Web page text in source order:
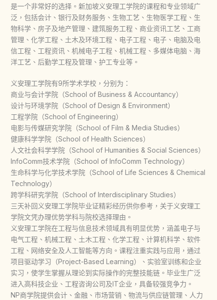
是一个非常好的选择。新加坡义安理工学院的课程和专业领域广
泛，包括会计、银行及财务服务、生物工艺、生物医学工程、生
物科学、房子及地产管理、建筑服务工程、商业资讯工艺、工商
管理、化学工程、土木及环境工程、电子工程、电子、电脑及电
信工程、工程资讯、机械电子工程、机械工程、多媒体电脑、海
洋工艺、后勤学工程及管理、护工专业等。
义安理工学院有9所学术学校，分别为：
商业与会计学院（School of Business & Accountancy）
设计与环境学院（School of Design & Environment）
工程学院（School of Engineering）
电影与传媒研究学院（School of Film & Media Studies）
健康科学学院（School of Health Sciences）
人文社会科学学院（School of Humanities & Social Sciences）
InfoComm技术学院（School of InfoComm Technology）
生命科学与化学技术学院（School of Life Sciences & Chemical
Technology）
跨学科研究学院（School of Interdisciplinary Studies）
三天补回义安理工学院毕业证精彩经历供你参考，关于义安理工
学院文凭办理优势学科与院校选择理由。
义安理工学院在工程与信息技术领域具有明显优势，涵盖电子与
电气工程、机械工程、土木工程、化学工程、计算机科学、软件
工程、网络安全及人工智能等方向。课程注重实践与应用，通过
项目驱动学习（Project-Based Learning）、实验室训练和企业
实习，使学生掌握从理论到实际操作的完整技能链。毕业生广泛
进入高科技企业、工程咨询公司及IT企业，具备较强竞争力。
NP商学院提供会计、金融、市场营销、物流与供应链管理、人力